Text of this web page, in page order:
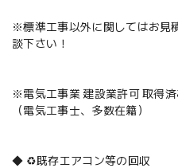
※標準工事以外に関してはお見
談下さい！
※電気工事業 建設業許可 取得
（電気工事士、多数在籍）
◆ ♻️既存エアコン等の回収